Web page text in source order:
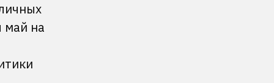
май на